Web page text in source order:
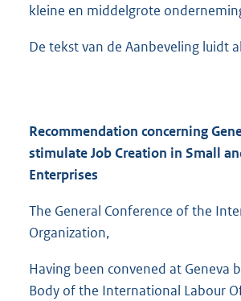
kleine en middelgrote
De tekst van de Aanbeveling luidt
Recommendation concerning
stimulate Job Creation in Small
Enterprises
The General Conference of the
Organization,
Having been convened at Geneva
Body of the International Labour